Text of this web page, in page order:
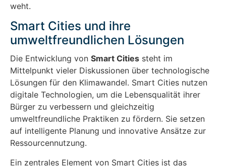
weht.
Smart Cities und ihre
umweltfreundlichen Lösungen
Die Entwicklung von Smart Cities steht im
Mittelpunkt vieler Diskussionen über technologische
Lösungen für den Klimawandel. Smart Cities nutzen
digitale Technologien, um die Lebensqualität ihrer
Bürger zu verbessern und gleichzeitig
umweltfreundliche Praktiken zu fördern. Sie setzen
auf intelligente Planung und innovative Ansätze zur
Ressourcennutzung.
Ein zentrales Element von Smart Cities ist das